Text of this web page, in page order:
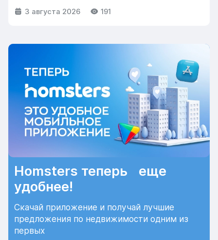
3 августа 2026 191
Homsters теперь еще
удобнее!
Скачай приложение и получай лучшие
предложения по недвижимости одним из
первых